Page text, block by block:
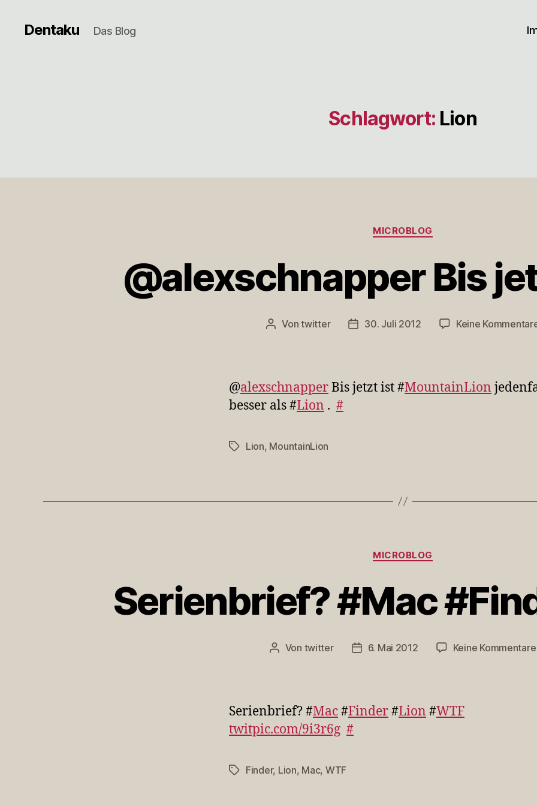
Dentaku Das Blog
Schlagwort: Lion
Kategorien
MICROBLOG
@alexschnapper Bis
Beitragsautor
Vontwitter Veröffentlichungsdatum
30. Juli 2012 Keine
@alexschnapperBis jetzt ist #MountainLion
besser als #Lion . #
Schlagwörter
Lion, MountainLion
Kategorien
MICROBLOG
Serienbrief? #Mac
Beitragsautor
Von twitter Veröffentlichungsdatum
6. Mai 2012 Keine Kommentare
Serienbrief? #Mac#Finder#Lion #WTF
twitpic.com/9i3r6g #
Schlagwörter
Finder, Lion, Mac, WTF